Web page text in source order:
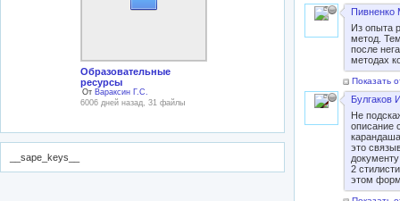
Образовательные
ресурсы
От Вараксин Г.С.
6006 дней назад, 31 файлы
__sape_keys__
Пивненко
Из опыта
метод.
после
методах
Показать
Булгаков
Не
описание
это
2
этом